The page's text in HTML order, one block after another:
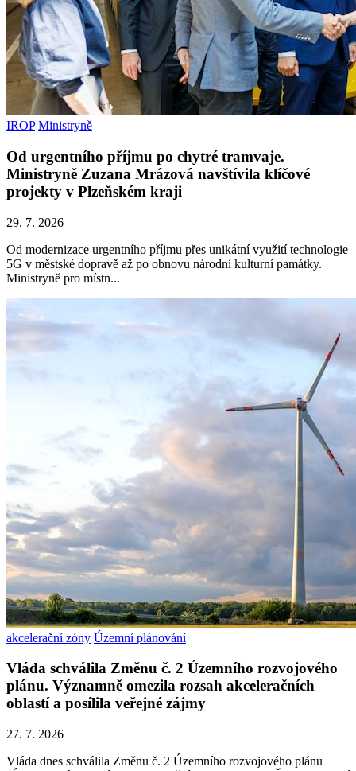
IROP Ministryně
Od urgentního příjmu po chytré tramvaje.
Ministryně Zuzana Mrázová navštívila klíčové
projekty v Plzeňském kraji
29. 7. 2026
Od modernizace urgentního příjmu přes unikátní využití technologie
5G v městské dopravě až po obnovu národní kulturní památky.
Ministryně pro místn...
akcelerační zóny Územní plánování
Vláda schválila Změnu č. 2 Územního rozvojového
plánu. Významně omezila rozsah akceleračních
oblastí a posílila veřejné zájmy
27. 7. 2026
Vláda dnes schválila Změnu č. 2 Územního rozvojového plánu